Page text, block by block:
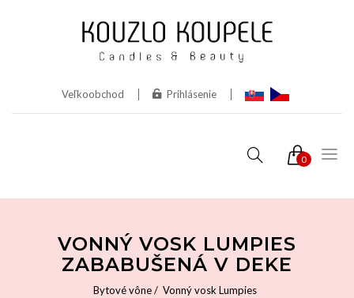
Veľkoobchod Prihlásenie
0
VONNÝ VOSK LUMPIES
ZABABUŠENÁ V DEKE
Bytové vône Vonný vosk Lumpies